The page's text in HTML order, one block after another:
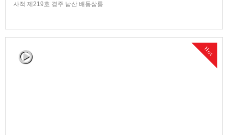
사적 제219호 경주 남산 배동삼릉
Hot